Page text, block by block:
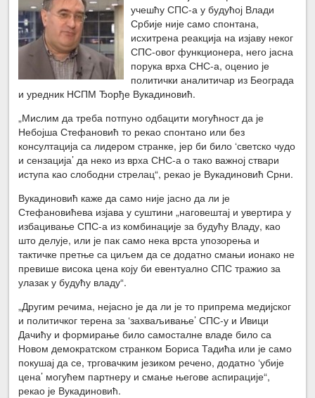
учешћу СПС-а у будућој Влади
Србије није само спонтана,
исхитрена реакција на изјаву неког
СПС-овог функционера, него јасна
порука врха СНС-а, оценио је
политички аналитичар из Београда
и уредник НСПМ Ђорђе Вукадиновић.
„Мислим да треба потпуно одбацити могућност да је
Небојша Стефановић то рекао спонтано или без
консултација са лидером странке, јер би било ‘светско чудо
и сензација’ да неко из врха СНС-а о тако важној ствари
иступа као слободни стрелац“, рекао је Вукадиновић Срни.
Вукадиновић каже да само није јасно да ли је
Стефановићева изјава у суштини „наговештај и увертира у
избацивање СПС-а из комбинације за будућу Владу, као
што делује, или је пак само нека врста упозорења и
тактичке претње са циљем да се додатно смањи ионако не
превише висока цена коју би евентуално СПС тражио за
улазак у будућу владу“.
„Другим речима, нејасно је да ли је то припрема медијског
и политичког терена за ‘захваљивање’ СПС-у и Ивици
Дачићу и формирање било самосталне владе било са
Новом демократском странком Бориса Тадића или је само
покушај да се, трговачким језиком речено, додатно ‘убије
цена’ могућем партнеру и смање његове аспирације“,
рекао је Вукадиновић.